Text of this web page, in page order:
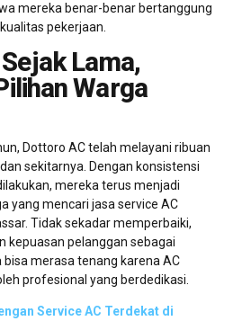
mereka benar-benar bertanggung
pekerjaan.
Lama,
Warga
Dottoro AC telah melayani ribuan
sekitarnya. Dengan konsistensi
mereka terus menjadi
yang mencari jasa service AC
Tidak sekadar memperbaiki,
kepuasan pelanggan sebagai
bisa merasa tenang karena AC
profesional yang berdedikasi.
Service AC Terdekat di